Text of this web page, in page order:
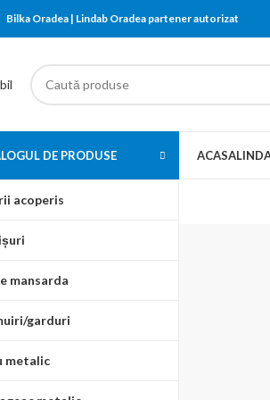
Bilka Oradea | Lindab Oradea partener autorizat
DE PRODUSE
acoperis
mansarda
garduri
metalic
ACASA